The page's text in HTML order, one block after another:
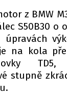
ETICKÝ KODEX
KONTAKT
VYDAVATEL
INZERCE
ÚDAJE / COOKIES
z BMW
S50B30 o
úpravách
na kola
stupně